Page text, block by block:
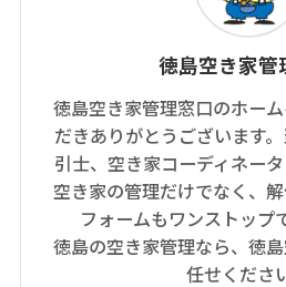
徳島空き家管
徳島空き家管理窓口のホー
だきありがとうございます
引士、空き家コーディネータ
空き家の管理だけでなく、
フォームもワンストップ
徳島の空き家管理なら、徳
任せくださ